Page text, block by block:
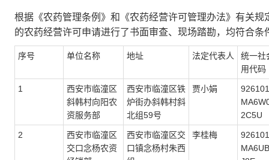
根据《农药管理条例》和《农药经营许可管理办法》有关
的农药经营许可申请进行了书面审查、现场踏勘，均符合
序号 单位名称 地址 法定代表人
统一社
用代码
1
西安市临潼区
斜韩村向阳农
资服务部
西安市临潼区铁
炉街办斜韩村斜
北组59号
贾小娟
2C5U
2
西安市临潼区
交口念杨农资
西安市临潼区交
口镇念杨村朱西
李桂梅